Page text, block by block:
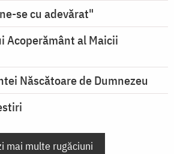
se cu adevărat"
Acoperământ al Maicii
Născătoare de Dumnezeu
mai multe rugăciuni